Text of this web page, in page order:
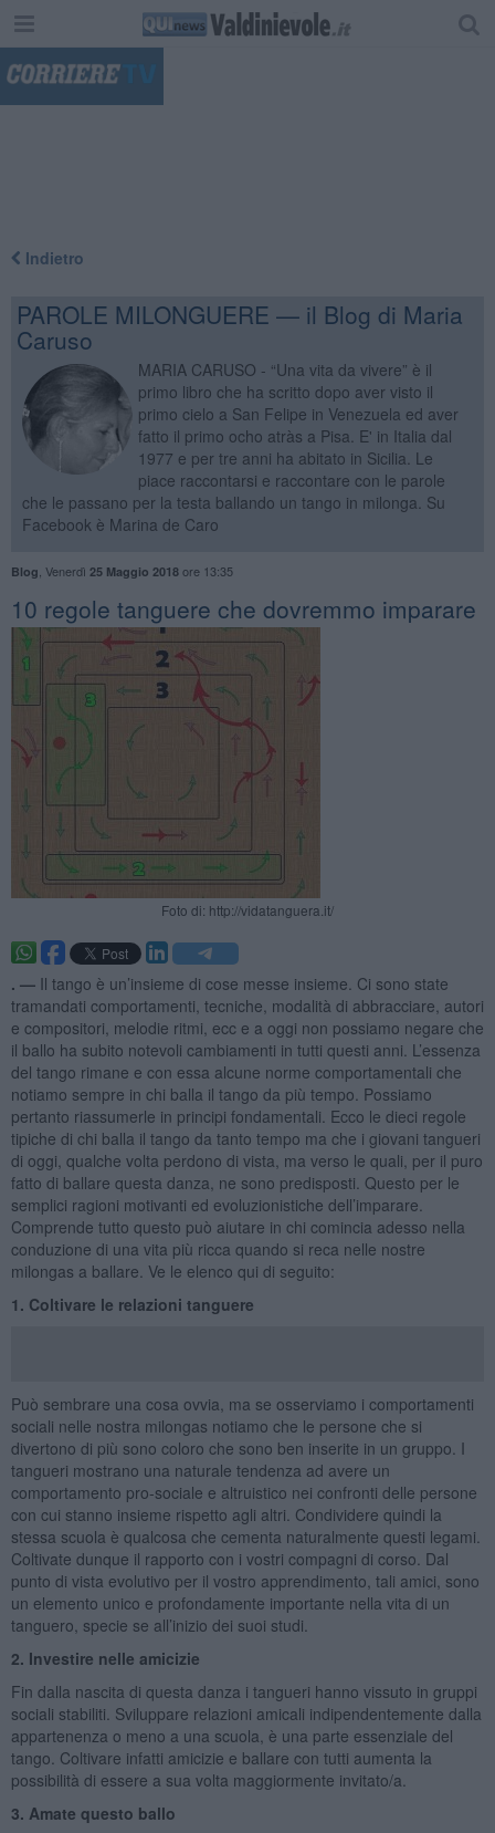
Indietro
PAROLE MILONGUERE — il Blog di Maria
Caruso
MARIA CARUSO - “Una vita da vivere” è il
primo libro che ha scritto dopo aver visto il
primo cielo a San Felipe in Venezuela ed aver
fatto il primo ocho atràs a Pisa. E' in Italia dal
1977 e per tre anni ha abitato in Sicilia. Le
piace raccontarsi e raccontare con le parole
che le passano per la testa ballando un tango in milonga. Su
Facebook è Marina de Caro
Blog Venerdì 25 Maggio 2018ore 13:35
10 regole tanguere che dovremmo imparare
Foto di: http://vidatanguera.it/
. — Il tango è un’insieme di cose messe insieme. Ci sono state
tramandati comportamenti, tecniche, modalità di abbracciare, autori
e compositori, melodie ritmi, ecc e a oggi non possiamo negare che
il ballo ha subito notevoli cambiamenti in tutti questi anni. L’essenza
del tango rimane e con essa alcune norme comportamentali che
notiamo sempre in chi balla il tango da più tempo. Possiamo
pertanto riassumerle in principi fondamentali. Ecco le dieci regole
tipiche di chi balla il tango da tanto tempo ma che i giovani tangueri
di oggi, qualche volta perdono di vista, ma verso le quali, per il puro
fatto di ballare questa danza, ne sono predisposti. Questo per le
semplici ragioni motivanti ed evoluzionistiche dell’imparare.
Comprende tutto questo può aiutare in chi comincia adesso nella
conduzione di una vita più ricca quando si reca nelle nostre
milongas a ballare. Ve le elenco qui di seguito:
1. Coltivare le relazioni tanguere
Può sembrare una cosa ovvia, ma se osserviamo i comportamenti
sociali nelle nostra milongas notiamo che le persone che si
divertono di più sono coloro che sono ben inserite in un gruppo. I
tangueri mostrano una naturale tendenza ad avere un
comportamento pro-sociale e altruistico nei confronti delle persone
con cui stanno insieme rispetto agli altri. Condividere quindi la
stessa scuola è qualcosa che cementa naturalmente questi legami.
Coltivate dunque il rapporto con i vostri compagni di corso. Dal
punto di vista evolutivo per il vostro apprendimento, tali amici, sono
un elemento unico e profondamente importante nella vita di un
tanguero, specie se all’inizio dei suoi studi.
2. Investire nelle amicizie
Fin dalla nascita di questa danza i tangueri hanno vissuto in gruppi
sociali stabiliti. Sviluppare relazioni amicali indipendentemente dalla
appartenenza o meno a una scuola, è una parte essenziale del
tango. Coltivare infatti amicizie e ballare con tutti aumenta la
possibilità di essere a sua volta maggiormente invitato/a.
3. Amate questo ballo